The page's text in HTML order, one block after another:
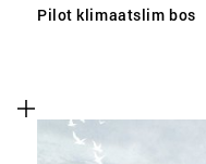
Pilot klimaatslim bos